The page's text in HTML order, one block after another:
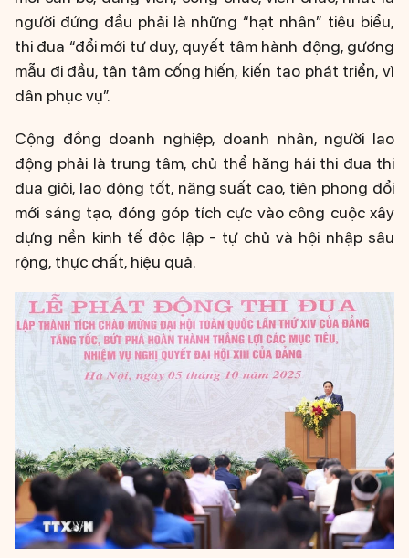
người đứng đầu phải là những “hạt nhân” tiêu biểu,
thi đua “đổi mới tư duy, quyết tâm hành động, gương
mẫu đi đầu, tận tâm cống hiến, kiến tạo phát triển, vì
dân phục vụ”.
Cộng đồng doanh nghiệp, doanh nhân, người lao
động phải là trung tâm, chủ thể hăng hái thi đua thi
đua giỏi, lao động tốt, năng suất cao, tiên phong đổi
mới sáng tạo, đóng góp tích cực vào công cuộc xây
dựng nền kinh tế độc lập - tự chủ và hội nhập sâu
rộng, thực chất, hiệu quả.